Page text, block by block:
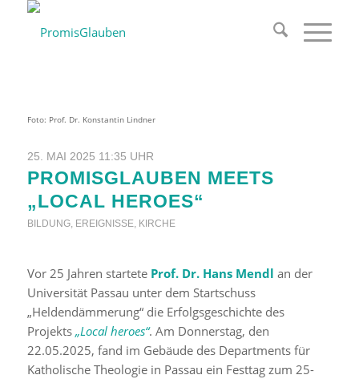
Foto: Prof. Dr. Konstantin Lindner
25. MAI 2025 11:35 UHR
PROMISGLAUBEN MEETS
„LOCAL HEROES“
BILDUNG, EREIGNISSE, KIRCHE
Vor 25 Jahren startete Prof. Dr. Hans Mendl an der
Universität Passau unter dem Startschuss
„Heldendämmerung“ die Erfolgsgeschichte des
Projekts „Local heroes“. Am Donnerstag, den
22.05.2025, fand im Gebäude des Departments für
Katholische Theologie in Passau ein Festtag zum 25-